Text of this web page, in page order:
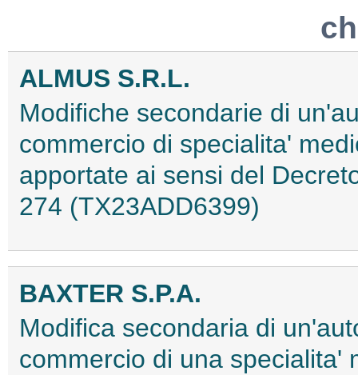
ALMUS S.R.L.
Modifiche secondarie di
commercio di specialita'
apportate ai sensi del
274 (TX23ADD6399)
BAXTER S.P.A.
Modifica secondaria di
commercio di una specialita'